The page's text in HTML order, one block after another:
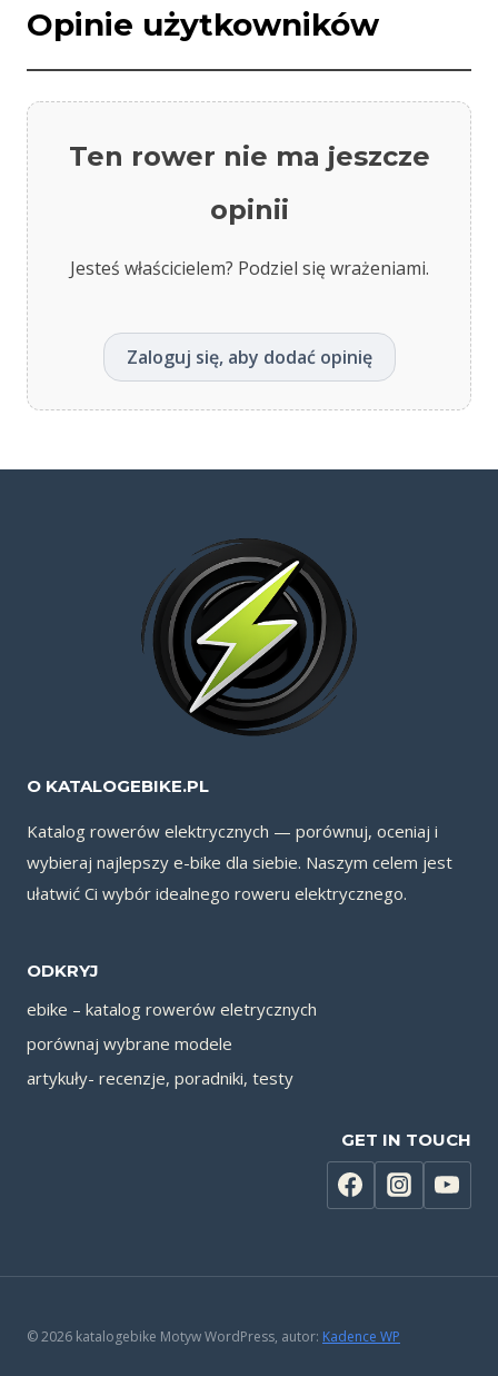
Opinie użytkowników
Ten rower nie ma jeszcze
opinii
Jesteś właścicielem? Podziel się wrażeniami.
Zaloguj się, aby dodać opinię
O KATALOGEBIKE.PL
Katalog rowerów elektrycznych — porównuj, oceniaj i
wybieraj najlepszy e-bike dla siebie. Naszym celem jest
ułatwić Ci wybór idealnego roweru elektrycznego.
ODKRYJ
ebike – katalog rowerów eletrycznych
porównaj wybrane modele
artykuły- recenzje, poradniki, testy
GET IN TOUCH
© 2026 katalogebike Motyw WordPress, autor: Kadence WP